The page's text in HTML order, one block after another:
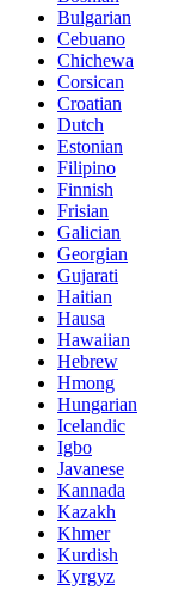
Bulgarian
Cebuano
Chichewa
Corsican
Croatian
Dutch
Estonian
Filipino
Finnish
Frisian
Galician
Georgian
Gujarati
Haitian
Hausa
Hawaiian
Hebrew
Hmong
Hungarian
Icelandic
Igbo
Javanese
Kannada
Kazakh
Khmer
Kurdish
Kyrgyz